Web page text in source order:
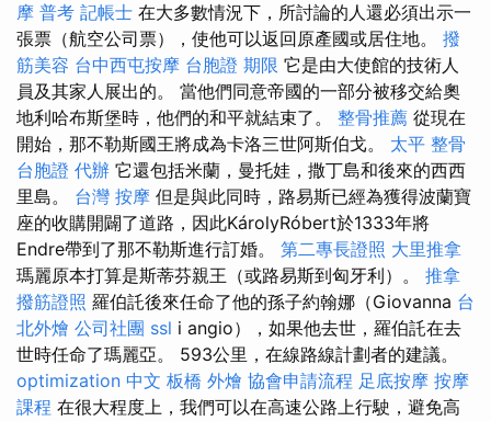
摩 普考 記帳士 在大多數情況下，所討論的人還必須出示一
張票（航空公司票），使他可以返回原產國或居住地。 撥
筋美容 台中西屯按摩 台胞證 期限 它是由大使館的技術人
員及其家人展出的。 當他們同意帝國的一部分被移交給奧
地利哈布斯堡時，他們的和平就結束了。 整骨推薦 從現在
開始，那不勒斯國王將成為卡洛三世阿斯伯戈。 太平 整骨
台胞證 代辦 它還包括米蘭，曼托娃，撒丁島和後來的西西
里島。 台灣 按摩 但是與此同時，路易斯已經為獲得波蘭寶
座的收購開闢了道路，因此KárolyRóbert於1333年將
Endre帶到了那不勒斯進行訂婚。 第二專長證照 大里推拿
瑪麗原本打算是斯蒂芬親王（或路易斯到匈牙利）。 推拿
撥筋證照 羅伯託後來任命了他的孫子約翰娜（Giovanna 台
北外燴 公司社團 ssl i angio），如果他去世，羅伯託在去
世時任命了瑪麗亞。 593公里，在線路線計劃者的建議。
optimization 中文 板橋 外燴 協會申請流程 足底按摩 按摩
課程 在很大程度上，我們可以在高速公路上行駛，避免高